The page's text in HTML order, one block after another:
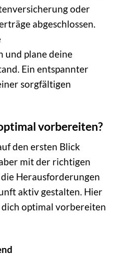
oder
abgeschlossen.
und plane deine
Ein entspannter
sorgfältigen
vorbereiten?
den ersten Blick
mit der richtigen
Herausforderungen
aktiv gestalten. Hier
dich optimal vorbereiten